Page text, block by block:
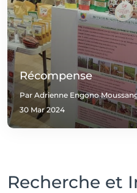
Récompense
Par Adrienne Engono
30 Mar 2024
Recherche et